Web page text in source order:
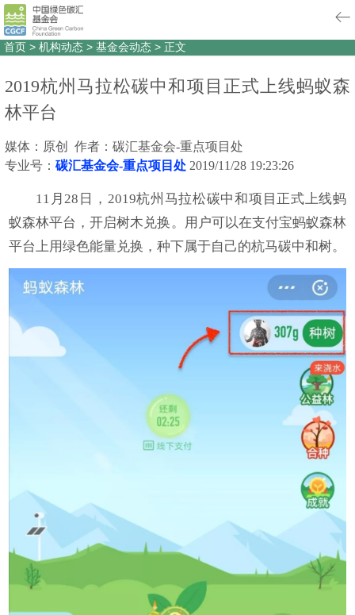
首页 > 机构动态 > 基金会动态 > 正文
2019杭州马拉松碳中和项目正式上线蚂蚁森
林平台
媒体：原创 作者：碳汇基金会-重点项目处
专业号： 碳汇基金会-重点项目处 2019/11/28 19:23:26
11月28日，2019杭州马拉松碳中和项目正式上线蚂
蚁森林平台，开启树木兑换。用户可以在支付宝蚂蚁森林
平台上用绿色能量兑换，种下属于自己的杭马碳中和树。